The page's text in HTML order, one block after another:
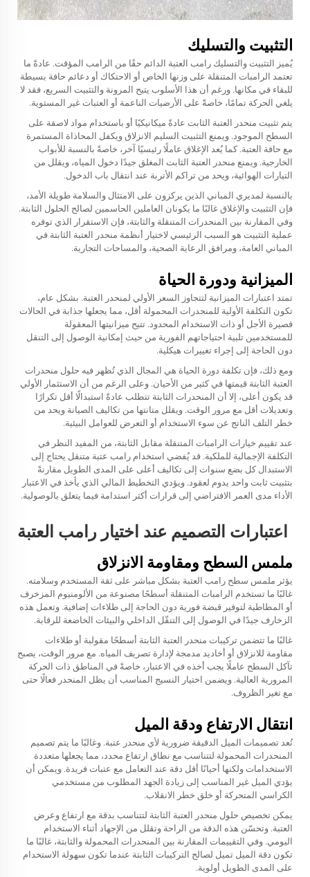
التثبيت والتسليك
يُميز التثبيت والتسليك رامب العتبة الدائم حقًا من الرامب المؤقت. عادةً ما
تعتمد الرامبات المتنقلة على وزنها الخاص أو الاحتكاك أو دعائم حافة بسيطة
للبقاء في مكانها. ورغم أن هذا الأسلوب يتيح المرونة والتثبيت السريع، فقد لا
يلغي الحركة تمامًا، خاصةً على الأرضيات الناعمة أو العتبات غير المستوية.
يتم تثبيت منحدر العتبة الثابت عادةً ميكانيكيًا أو باستخدام مواد لاصقة على
السطح الموجود. ويمنع التثبيت السليم الانزلاق ويكفل المحاذاة المستمرة
مع حافة العتبة. كما يُعد الإغلاق عاملًا رئيسيًا آخر، خاصةً بالنسبة للأبواب
الخارجية. ويمنع منحدر العتبة الثابت المغلق جيدًا دخول المياه، ويقلل من
التيارات الهوائية، ويحد من تراكم الأتربة عند انتقال باب الدخول.
بالنسبة لمديري المباني الذين يركزون على الامتثال والسلامة طويلة الأمد،
فإن التثبيت والإغلاق غالبًا ما يكونان العاملين الحاسمين لصالح الحلول الثابتة.
وفي المقارنة بين المنحدرات المتنقلة والثابتة، فإن الاستقرار الذي توفره
عملية التثبيت هو السبب الرئيسي لاختيار أنظمة منحدر العتبة الثابتة في
المباني العامة، ومرافق الرعاية الصحية، والمساحات التجارية.
الميزانية ودورة الحياة
تمتد اعتبارات الميزانية لتتجاوز السعر الأولي لمنحدر العتبة. بشكل عام،
تكون التكلفة الأولية للمنحدرات المحمولة أقل، مما يجعلها جذابة في الحالات
قصيرة الأجل أو ذات الاستخدام المحدود. تتيح ميزانيتها المعقولة
للمستخدمين تلبية احتياجاتهم الفورية من حيث إمكانية الوصول إلى التنقل
دون الحاجة إلى إجراء تغييرات هيكلية.
ومع ذلك، فإن تكلفة دورة الحياة هي المجال الذي تُظهر فيه حلول منحدرات
العتبة الثابتة قيمتها في كثير من الأحيان. وعلى الرغم من أن الاستثمار الأولي
قد يكون أعلى، إلا أن المنحدرات الثابتة تتطلب عادةً استبدالًا أقل تكرارًا
وتعديلات أقل مع مرور الوقت. ويقلل متانتها من تكاليف الصيانة ويحد من
خطر التلف الناتج عن سوء الاستخدام أو التعرض للعوامل البيئية.
عند تقييم خيارات الرامبات المتنقلة مقابل الثابتة، من المفيد النظر في
التكلفة الإجمالية للملكية. قد يُفضي استخدام رامب عتبة متنقل يحتاج إلى
الاستبدال كل بضع سنوات إلى تكاليف أعلى على المدى الطويل مقارنةً
بتثبيت ثابت واحد يدوم لعقود. ويؤدي التخطيط المالي الذي يأخذ في الاعتبار
الأداء مدى العمر الافتراضي إلى قرارات أكثر استدامة فيما يتعلق بالوصولية.
اعتبارات التصميم عند اختيار رامب العتبة
ملمس السطح ومقاومة الانزلاق
يؤثر ملمس سطح رامب العتبة بشكل مباشر على ثقة المستخدم وسلامته.
غالبًا ما تستخدم الرامبات المتنقلة أسطحًا مصنوعة من الألومنيوم المزخرف
أو المطاطية لتوفير قبضة فورية دون الحاجة إلى طلاءات إضافية. وتعمل هذه
الزخارف جيدًا في الوصول إلى التنقّل الداخلي والبيئات الخاضعة للرقابة.
غالبًا ما تتضمن تركيبات منحدر العتبة الثابتة أسطحًا مقولبة أو طلاءات
مقاومة للانزلاق أو أخاديد مدمجة لإدارة تصريف المياه. مع مرور الوقت، يصبح
تآكل السطح عاملًا يجب أخذه في الاعتبار، خاصةً في المناطق ذات الحركة
المرورية العالية. ويضمن اختيار النسيج المناسب أن يظل المنحدر فعالًا حتى
مع تغير الظروف.
انتقال الارتفاع ودقة الميل
تُعد تصميمات الميل الدقيقة ضرورية لأي منحدر عتبة. وغالبًا ما يتم تصميم
المنحدرات المحمولة لتتناسب مع نطاق ارتفاع محدد، مما يجعلها متعددة
الاستخدامات ولكنها أحيانًا أقل دقة عند التعامل مع عتبات فريدة. ويمكن أن
يؤدي الميل غير المناسب إلى زيادة الجهد المطلوب من مستخدمي
الكراسي المتحركة أو خلق خطر الانقلاب.
يمكن تخصيص حلول منحدر العتبة الثابتة لتتناسب بدقة مع ارتفاع وعرض
العتبة. وتحسّن هذه الدقة من الراحة وتقلل من الإجهاد أثناء الاستخدام
اليومي. وفي التقييمات المقارنة بين المنحدرات المحمولة والثابتة، غالبًا ما
تكون دقة الميل تميل لصالح التركيبات الثابتة عندما تكون سهولة الاستخدام
على المدى الطويل أولوية.